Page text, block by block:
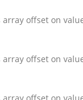
array offset on
array offset on